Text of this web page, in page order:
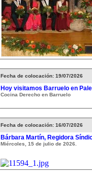
Fecha de colocación: 19/07/2026
Hoy visitamos Barruelo en
Cocina Derecho en Barruelo
Fecha de colocación: 16/07/2026
Bárbara Martín, Regidora
Miércoles, 15 de julio de 2026.